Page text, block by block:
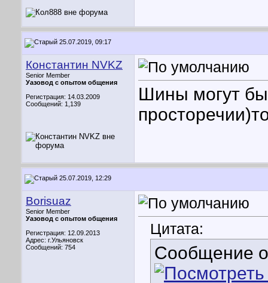
25.07.2019, 09:17
Константин NVKZ
Senior Member
Уазовод с опытом общения
Регистрация: 14.03.2009
Сообщений: 1,139
Шины могут
25.07.2019, 12:29
Borisuaz
Senior Member
Уазовод с опытом общения
Регистрация: 12.09.2013
Адрес: г.Ульяновск
Сообщений: 754
Цитата:
Сообщение